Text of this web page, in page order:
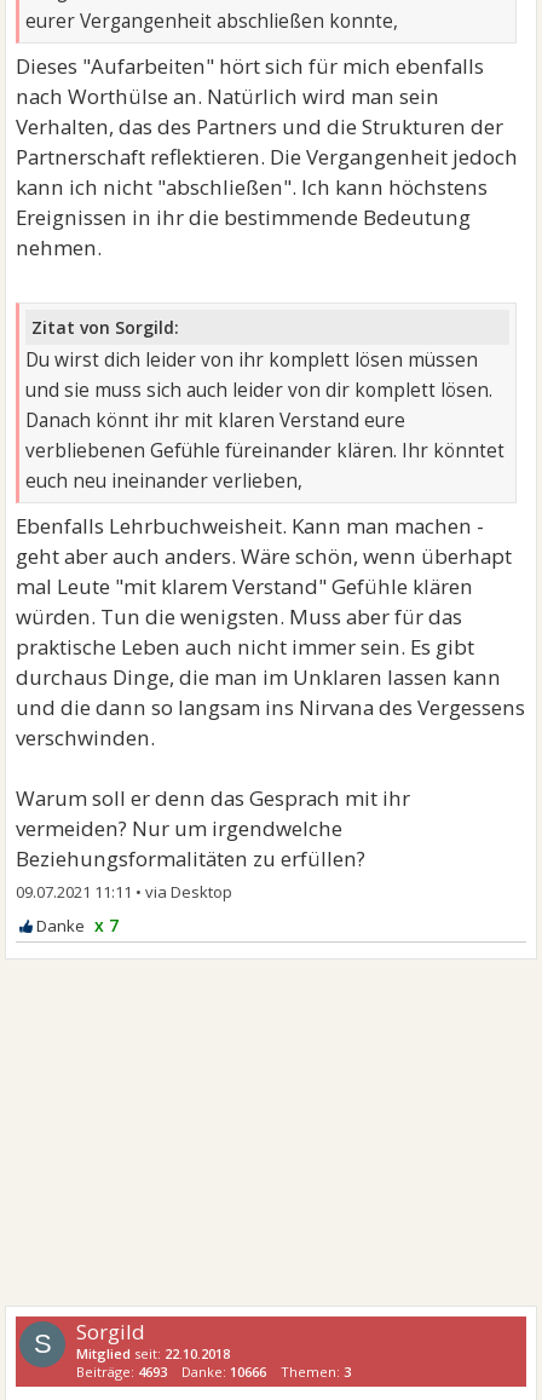
eurer Vergangenheit abschließen konnte,
Dieses "Aufarbeiten" hört sich für mich ebenfalls
nach Worthülse an. Natürlich wird man sein
Verhalten, das des Partners und die Strukturen der
Partnerschaft reflektieren. Die Vergangenheit jedoch
kann ich nicht "abschließen". Ich kann höchstens
Ereignissen in ihr die bestimmende Bedeutung
nehmen.
Zitat von Sorgild:
Du wirst dich leider von ihr komplett lösen müssen
und sie muss sich auch leider von dir komplett lösen.
Danach könnt ihr mit klaren Verstand eure
verbliebenen Gefühle füreinander klären. Ihr könntet
euch neu ineinander verlieben,
Ebenfalls Lehrbuchweisheit. Kann man machen -
geht aber auch anders. Wäre schön, wenn überhapt
mal Leute "mit klarem Verstand" Gefühle klären
würden. Tun die wenigsten. Muss aber für das
praktische Leben auch nicht immer sein. Es gibt
durchaus Dinge, die man im Unklaren lassen kann
und die dann so langsam ins Nirvana des Vergessens
verschwinden.
Warum soll er denn das Gesprach mit ihr
vermeiden? Nur um irgendwelche
Beziehungsformalitäten zu erfüllen?
09.07.2021 11:11 •
x 7
S Sorgild
Mitglied seit: 22.10.2018
Beiträge: 4693 Danke: 10666 Themen:3